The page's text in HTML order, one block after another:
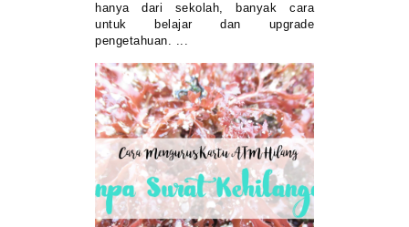
hanya dari sekolah, banyak cara
untuk belajar dan upgrade
pengetahuan. ...